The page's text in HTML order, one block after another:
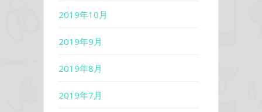
2019年10月
2019年9月
2019年8月
2019年7月